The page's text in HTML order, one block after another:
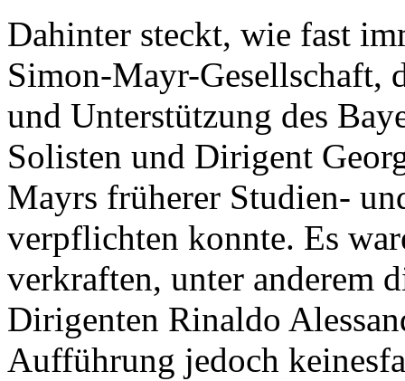
Dahinter steckt, wie fast
Simon-Mayr-Gesellschaft,
und Unterstützung des
Solisten und Dirigent
Mayrs früherer Studien-
verpflichten konnte. Es
verkraften, unter anderem
Dirigenten Rinaldo
Aufführung jedoch